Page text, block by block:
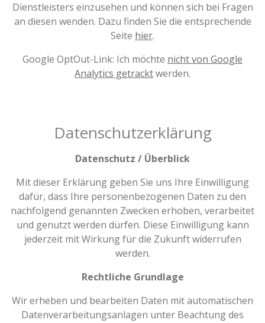
Dienstleisters einzusehen und können sich bei Fragen
an diesen wenden. Dazu finden Sie die entsprechende
Seite hier.
Google OptOut-Link: Ich möchte nicht von Google
Analytics getracktwerden.
Datenschutzerklärung
Datenschutz / Überblick
Mit dieser Erklärung geben Sie uns Ihre Einwilligung
dafür, dass Ihre personenbezogenen Daten zu den
nachfolgend genannten Zwecken erhoben, verarbeitet
und genutzt werden dürfen. Diese Einwilligung kann
jederzeit mit Wirkung für die Zukunft widerrufen
werden.
Rechtliche Grundlage
Wir erheben und bearbeiten Daten mit automatischen
Datenverarbeitungsanlagen unter Beachtung des